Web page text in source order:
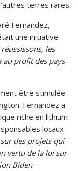
terres rares.
Fernandez,
une initiative
les
au profit des pays
être stimulée
Fernandez a
riche en lithium
locaux
des projets qui
vertu de la loi sur
Biden.